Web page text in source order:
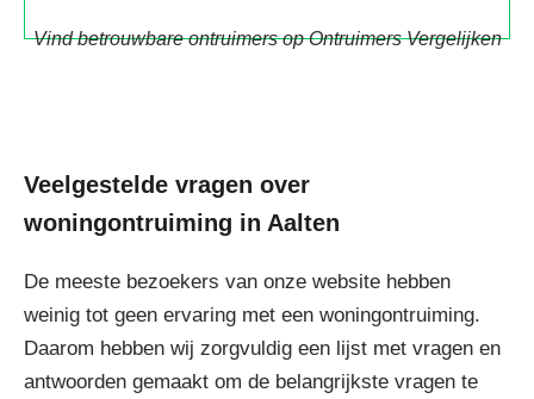
Vind betrouwbare ontruimers op Ontruimers Vergelijken
Veelgestelde vragen over
woningontruiming in Aalten
De meeste bezoekers van onze website hebben
weinig tot geen ervaring met een woningontruiming.
Daarom hebben wij zorgvuldig een lijst met vragen en
antwoorden gemaakt om de belangrijkste vragen te